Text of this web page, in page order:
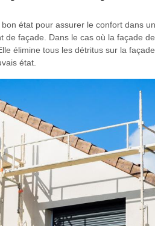
état pour assurer le confort dans
façade. Dans le cas où la façade
élimine tous les détritus sur la
état.